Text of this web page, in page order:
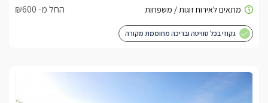
החל מ- ₪600
גקוזי בכל סוויטה ובריכה מחוממת מקורה